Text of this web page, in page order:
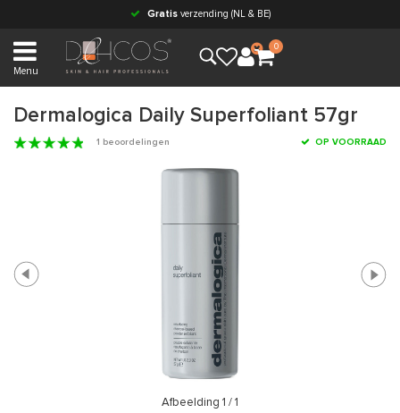
Gratisverzending (NL & BE)
Menu
0
Dermalogica Daily Superfoliant 57gr
1 beoordelingen OP VOORRAAD
Afbeelding 1 / 1